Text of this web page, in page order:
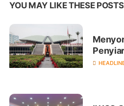
YOU MAY LIKE THESE POSTS